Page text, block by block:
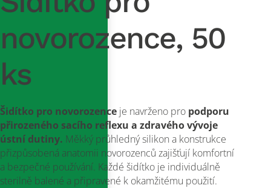
novorozence, 50
ks
Šidítko pro novorozence je navrženo pro podporu
přirozeného sacího reflexu a zdravého vývoje
ústní dutiny. Měkký průhledný silikon a konstrukce
přizpůsobená anatomii novorozenců zajišťují komfortní
a bezpečné používání. Každé šidítko je individuálně
sterilně balené a připravené k okamžitému použití.